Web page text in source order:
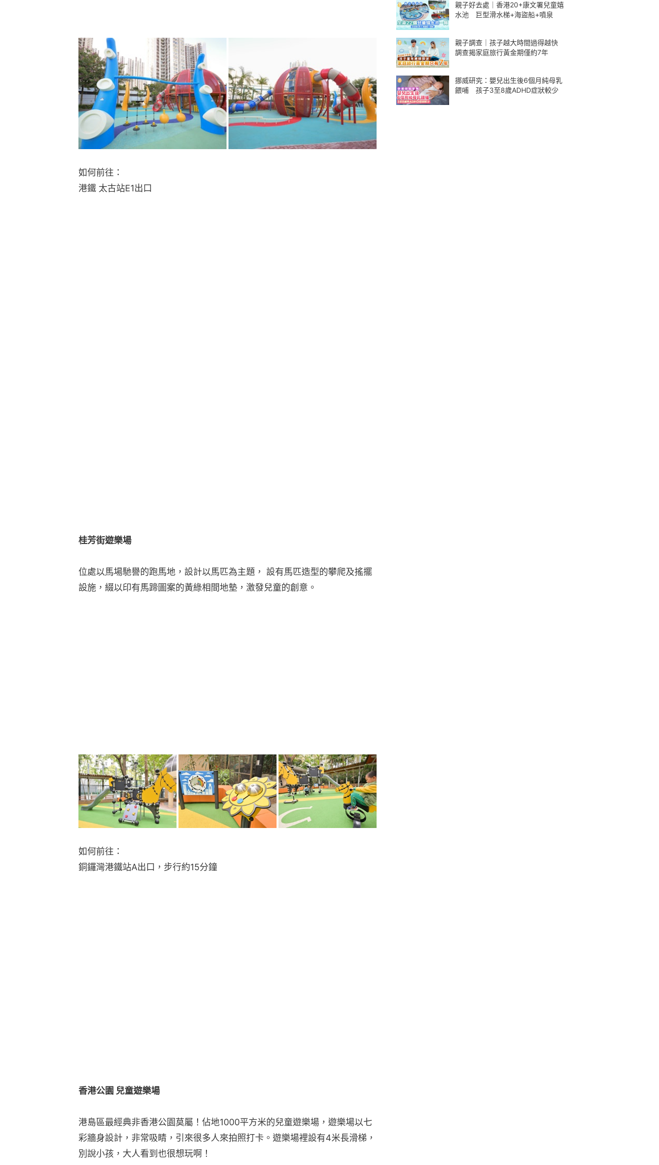
如何前往：
港鐵 太古站E1出口
時，沙池因疫情而需暫時關閉，大家請自行留意有否開放。
其實，香港公園也算是好逛的公園，不論大小朋友或長輩也適合來閒逛。因
為這裡動、靜態的活動皆備，除了上述提及的公園，更有觀鳥園、人工湖、
花園等等，相信玩大半天也可以。
親子好去處｜香港20+康文署兒童嬉
水池 巨型滑水梯+海盜船+噴泉
親子調查｜孩子越大時間過得越快
調查揭家庭旅行黃金期僅約7年
挪威研究：嬰兒出生後6個月純母乳
餵哺 孩子3至8歲ADHD症狀較少